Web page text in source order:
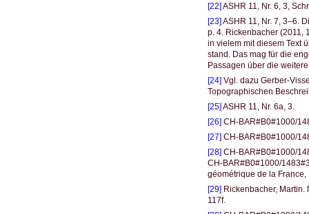
[22]ASHR 11, Nr. 6, 3,
[23]ASHR 11, Nr. 7, 3–6.
p. 4. Rickenbacher (2011,
in vielem mit diesem Text
stand. Das mag für die
Passagen über die
[24]Vgl. dazu Gerber-
Topographischen
[25]ASHR 11, Nr. 6a, 3.
[26]CH-BAR#B0#1000/
[27]CH-BAR#B0#1000/
[28]CH-BAR#B0#1000/
CH-BAR#B0#1000/
géométrique de la
[29]Rickenbacher, Martin.
117f.